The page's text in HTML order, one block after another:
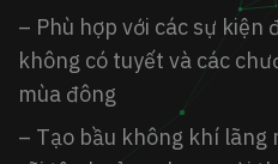
– Phù hợp với các sự kiện
không có tuyết và các
mùa đông
– Tạo bầu không khí lãng